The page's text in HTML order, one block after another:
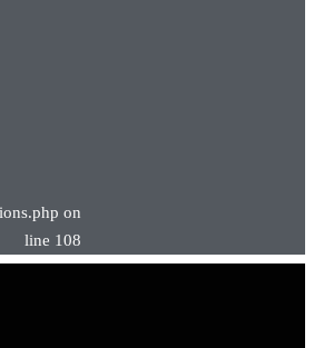
on
line 108